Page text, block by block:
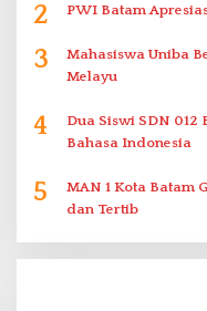
2 PWI Batam
3
Mahasiswa Uniba
Melayu
4
Dua Siswi SDN 012
Bahasa Indonesia
5
MAN 1 Kota Batam
dan Tertib